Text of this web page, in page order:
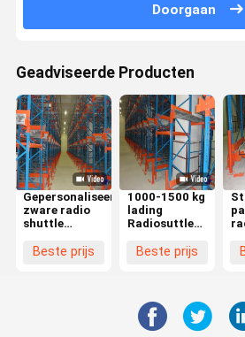
Doorgaan
Geadviseerde Producten
Gepersonaliseerde
zware radio
shuttle
voor
Beste prijs
1000-1500 kg
lading
Radiosuttle
System,
systemen
Beste prijs